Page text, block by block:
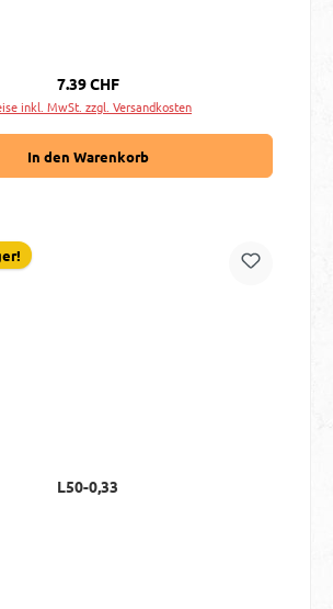
Regulärer Preis:
7.39 CHF
inkl. MwSt. zzgl. Versandkosten
In den Warenkorb
L50-0,33